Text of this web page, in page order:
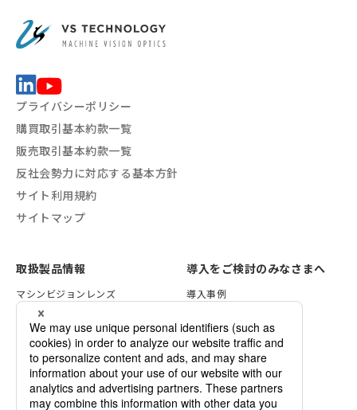
プライバシーポリシー
購買取引基本約款一覧
販売取引基本約款一覧
反社会勢力に対応する基本方針
サイト利用規約
サイトマップ
取扱製品情報
マシンビジョンレンズ
VSTライティング
画像処理ソリューション
セキュリティレンズ
各種資料一覧
導入をご検討のみなさまへ
導入事例
照明の選定方法
検証サービスのご案内
デモ機のご依頼
カスタマイズのご案内